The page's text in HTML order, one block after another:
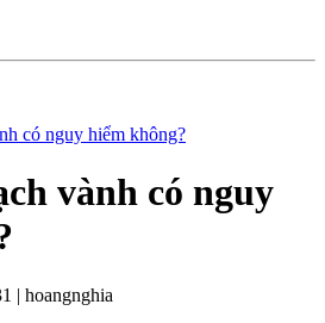
có nguy hiểm không?
vành có nguy
| hoangnghia